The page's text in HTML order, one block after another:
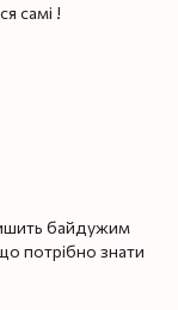
самі !
байдужим
потрібно знати